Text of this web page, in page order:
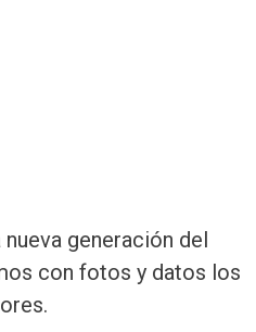
generación del
con fotos y datos los